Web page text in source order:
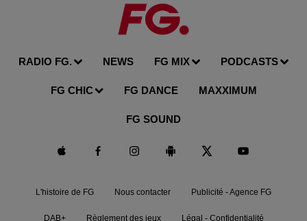
RADIO FG. NEWS FG MIX PODCASTS
FG CHIC FG DANCE MAXXIMUM
FG SOUND
L'histoire de FG Nous contacter Publicité - Agence FG
DAB+ Règlement des jeux Légal - Confidentialité